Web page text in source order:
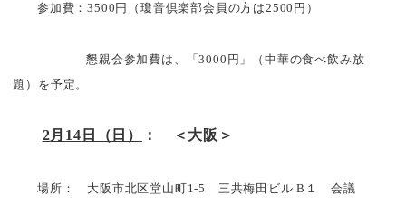
参加費：3500 円（瓊音倶楽部会員の方は2500 円）
懇親会参加費は、「3000 円」（中華の食べ飲み放
題）を予定。
2月 14 日（日） ： ＜大阪＞
場所： 大阪市北区堂山町1-5 三共梅田ビル B １ 会議